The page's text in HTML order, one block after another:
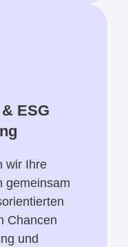
ESG
wir Ihre
gemeinsam
Chancen
und